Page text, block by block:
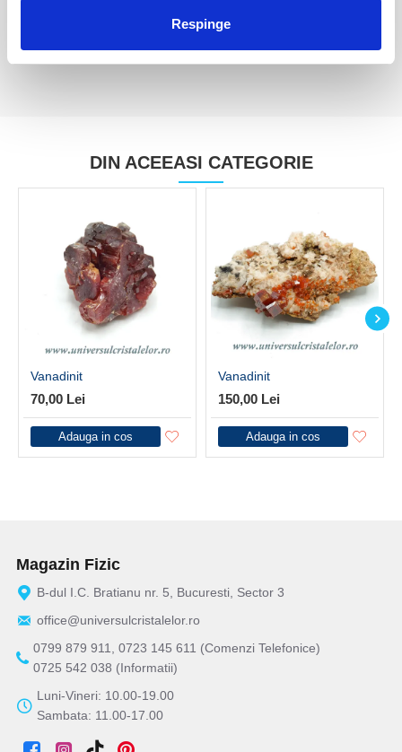
Respinge
DIN ACEEASI CATEGORIE
Vanadinit
70,00 Lei
Adauga in cos
Vanadinit
150,00 Lei
Adauga in cos
Magazin Fizic
B-dul I.C. Bratianu nr. 5, Bucuresti, Sector 3
office@universulcristalelor.ro
0799 879 911, 0723 145 611 (Comenzi Telefonice)
0725 542 038 (Informatii)
Luni-Vineri: 10.00-19.00
Sambata: 11.00-17.00